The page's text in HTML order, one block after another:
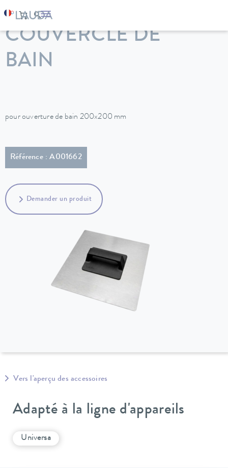
LAUDA Appareils de thermorégulation
COUVERCLE DE
BAIN
pour ouverture de bain 200x200 mm
Référence : A001662
Demander un produit
Vers l'aperçu des accessoires
Adapté à la ligne d'appareils
Universa